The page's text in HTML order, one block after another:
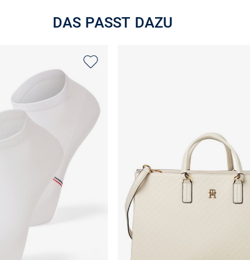
DAS PASST DAZU